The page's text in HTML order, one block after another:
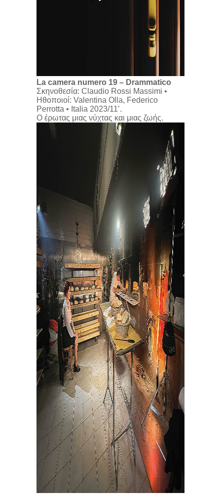
La camera numero 19 – Drammatico
Σκηνοθεσία: Claudio Rossi Massimi •
Ηθοποιοί: Valentina Olla, Federico
Perrotta • Italia 2023/11’.
Ο έρωτας μιας νύχτας και μιας ζωής.